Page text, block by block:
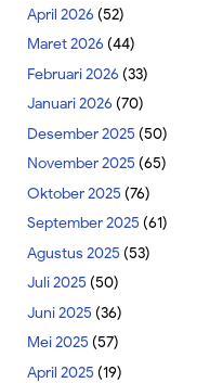
April 2026 (52)
Maret 2026 (44)
Februari 2026 (33)
Januari 2026 (70)
Desember 2025 (50)
November 2025 (65)
Oktober 2025 (76)
September 2025 (61)
Agustus 2025 (53)
Juli 2025 (50)
Juni 2025 (36)
Mei 2025 (57)
April 2025 (19)